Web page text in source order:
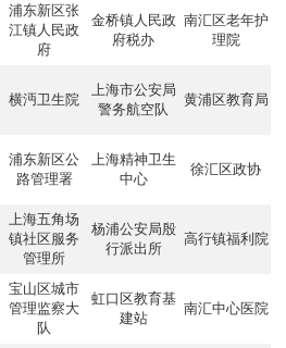
浦东新区张
江镇人民政
府
金桥镇人民政
府税办
南汇区老年护
理院
横沔卫生院
上海市公安局
警务航空队
黄浦区教育局
浦东新区公
路管理署
上海精神卫生
中心
徐汇区政协
上海五角场
镇社区服务
管理所
杨浦公安局殷
行派出所
高行镇福利院
宝山区城市
管理监察大
队
虹口区教育基
建站
南汇中心医院